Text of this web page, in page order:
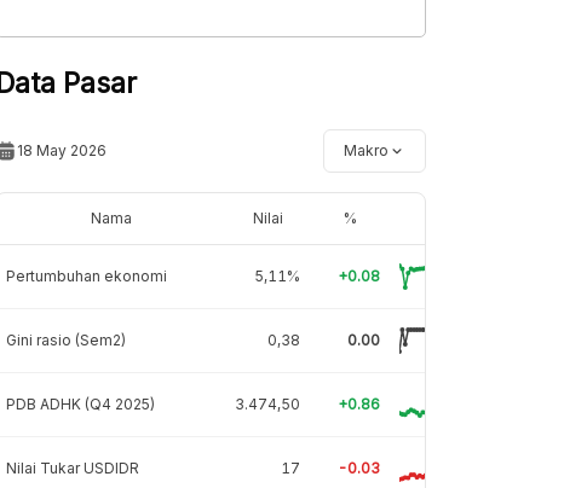
Data Pasar
18 May 2026 Makro
Nama Nilai %
Pertumbuhan ekonomi 5,11% +0.08
Gini rasio (Sem2) 0,38 0.00
PDB ADHK (Q4 2025) 3.474,50 +0.86
Nilai Tukar USDIDR 17 -0.03